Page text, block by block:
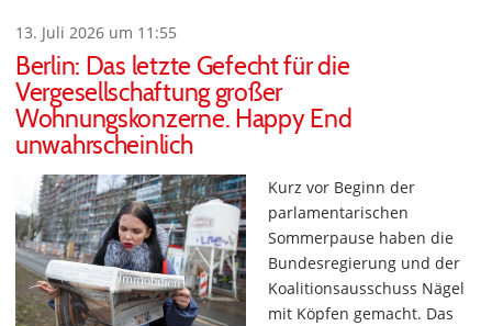
13. Juli 2026 um 11:55
Berlin: Das letzte Gefecht für die
Vergesellschaftung großer
Wohnungskonzerne. Happy End
unwahrscheinlich
Kurz vor Beginn der
parlamentarischen
Sommerpause haben die
Bundesregierung und der
Koalitionsausschuss Nägel
mit Köpfen gemacht. Das